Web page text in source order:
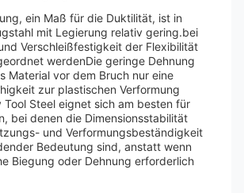
ein Maß für die Duktilität, ist in
mit Legierung relativ gering.bei
Verschleißfestigkeit der Flexibilität
werdenDie geringe Dehnung
Material vor dem Bruch nur eine
zur plastischen Verformung
Tool Steel eignet sich am besten für
bei denen die Dimensionsstabilität
und Verformungsbeständigkeit
Bedeutung sind, anstatt wenn
Biegung oder Dehnung erforderlich